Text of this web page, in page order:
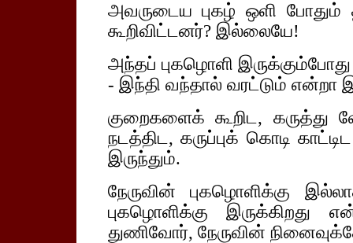
அவருடைய புகழ் ஒளி போதும்
கூறிவிட்டனர்? இல்லையே!
அந்தப் புகழொளி
- இந்தி வந்தால் வரட்டும் என்றா
குறைகளைக் கூறிட, கருத்து
நடத்திட, கருப்புக் கொடி
இருந்தும்.
நேருவின் புகழொளிக்கு
புகழொளிக்கு இருக்கிறது
துணிவோர், நேருவின்